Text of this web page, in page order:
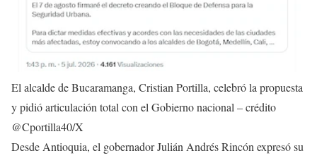
El alcalde de Bucaramanga, Cristian Portilla, celebró la propuesta
y pidió articulación total con el Gobierno nacional – crédito
@Cportilla40/X
Desde Antioquia, el gobernador Julián Andrés Rincón expresó su